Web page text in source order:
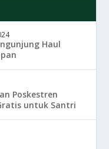
Haul
Poskestren
untuk Santri